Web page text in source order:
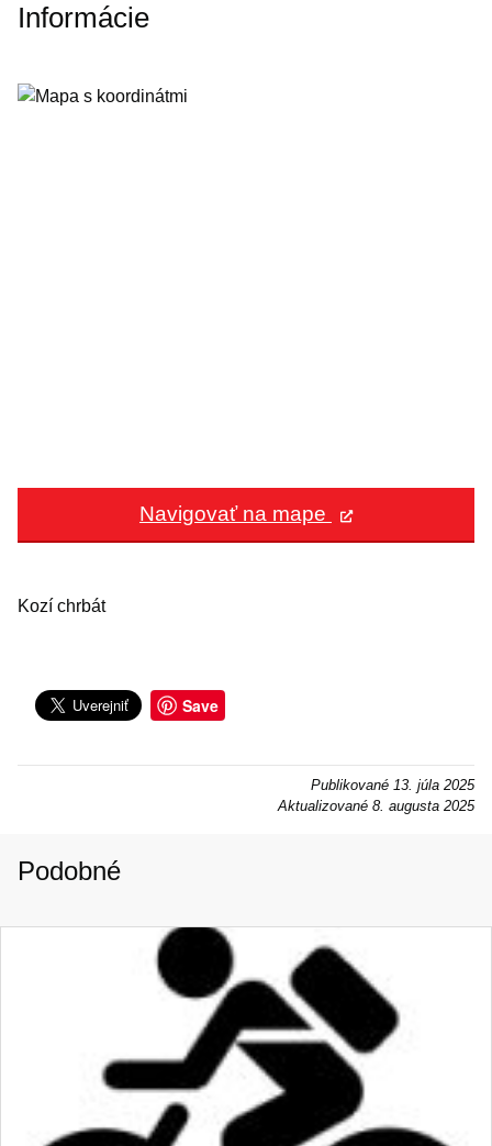
Informácie
Navigovať na mape
Kozí chrbát
Save
Publikované 13. júla 2025
Aktualizované 8. augusta 2025
Podobné